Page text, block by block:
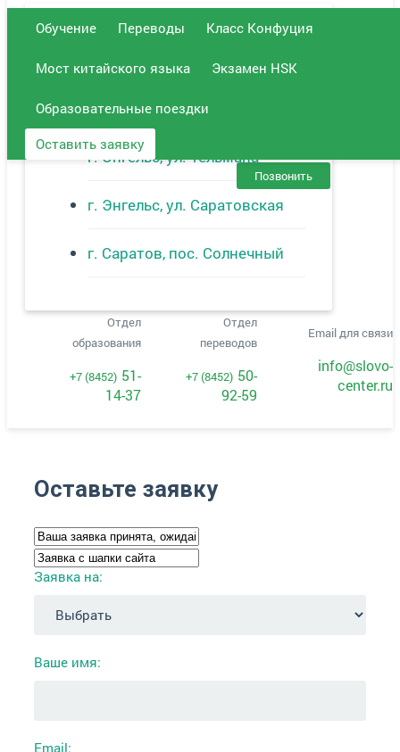
Позвонить
г. Саратов Центральный офис
г. Балаково
г. Энгельс, ул. Тельмана
г. Энгельс, ул. Саратовская
г. Саратов, пос. Солнечный
Отдел
образования
+7 (8452) 51-
14-37
Отдел
переводов
+7 (8452) 50-
92-59
Email для связи
info@slovo-
center.ru
Обучение Переводы Класс Конфуция
Мост китайского языка Экзамен HSK
Образовательные поездки
Оставить заявку
Оставьте заявку
Заявка на:
Ваше имя:
Email: